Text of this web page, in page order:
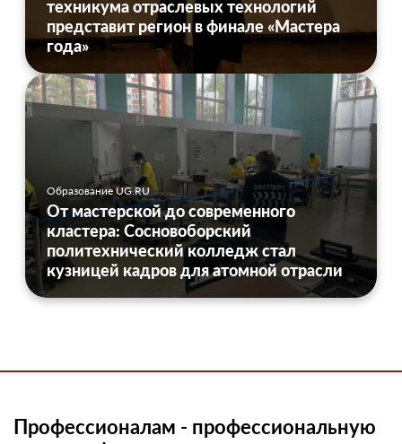
техникума отраслевых технологий
представит регион в финале «Мастера
года»
Образование UG.RU
От мастерской до современного
кластера: Сосновоборский
политехнический колледж стал
кузницей кадров для атомной отрасли
Профессионалам - профессиональную